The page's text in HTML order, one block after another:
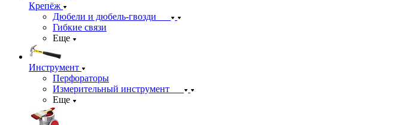
Крепёж
Дюбели и дюбель-гвозди
Гибкие связи
Еще
Инструмент
Перфораторы
Измерительный инструмент
Еще